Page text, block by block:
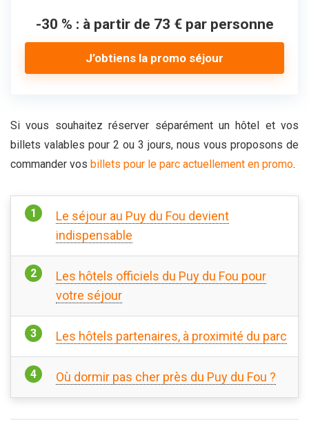
-30 % : à partir de 73 € par personne
J’obtiens la promo séjour
Si vous souhaitez réserver séparément un hôtel et vos
billets valables pour 2 ou 3 jours, nous vous proposons de
commander vos billets pour le parc actuellement en promo.
Le séjour au Puy du Fou devient
indispensable
Les hôtels officiels du Puy du Fou pour
votre séjour
Les hôtels partenaires, à proximité du parc
Où dormir pas cher près du Puy du Fou ?